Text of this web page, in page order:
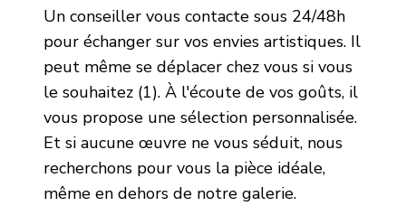
Un conseiller vous contacte sous 24/48h
pour échanger sur vos envies artistiques. Il
peut même se déplacer chez vous si vous
le souhaitez (1). À l'écoute de vos goûts, il
vous propose une sélection personnalisée.
Et si aucune œuvre ne vous séduit, nous
recherchons pour vous la pièce idéale,
même en dehors de notre galerie.